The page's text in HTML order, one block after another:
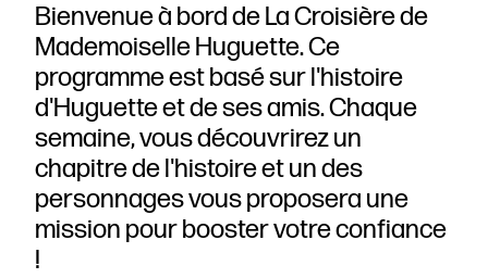
Bienvenue à bord de La Croisière de
Mademoiselle Huguette. Ce
programme est basé sur l'histoire
d'Huguette et de ses amis. Chaque
semaine, vous découvrirez un
chapitre de l'histoire et un des
personnages vous proposera une
mission pour booster votre confiance
!